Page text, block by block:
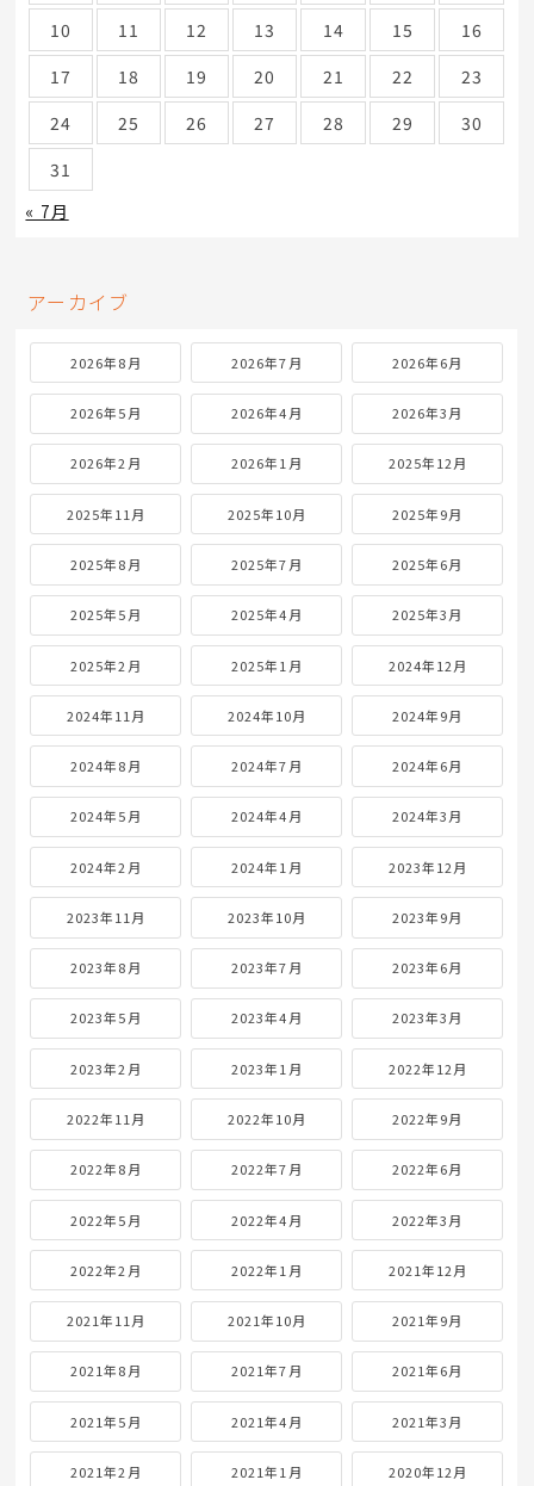
10 11 12 13 14 15
16
17
18 19 20 21 22
23
24
25 26 27 28 29
30
31
« 7月
アーカイブ
2026年8月 2026年7月 2026年6月
2026年5月 2026年4月 2026年3月
2026年2月 2026年1月 2025年12月
2025年11月 2025年10月 2025年9月
2025年8月 2025年7月 2025年6月
2025年5月 2025年4月 2025年3月
2025年2月 2025年1月 2024年12月
2024年11月 2024年10月 2024年9月
2024年8月 2024年7月 2024年6月
2024年5月 2024年4月 2024年3月
2024年2月 2024年1月 2023年12月
2023年11月 2023年10月 2023年9月
2023年8月 2023年7月 2023年6月
2023年5月 2023年4月 2023年3月
2023年2月 2023年1月 2022年12月
2022年11月 2022年10月 2022年9月
2022年8月 2022年7月 2022年6月
2022年5月 2022年4月 2022年3月
2022年2月 2022年1月 2021年12月
2021年11月 2021年10月 2021年9月
2021年8月 2021年7月 2021年6月
2021年5月 2021年4月 2021年3月
2021年2月 2021年1月 2020年12月